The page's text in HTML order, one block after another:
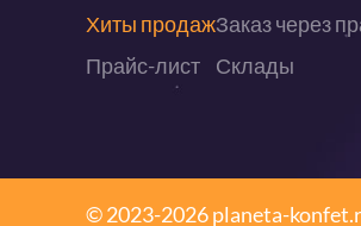
Хиты продаж
Прайс-лист
Заказ через
Склады
© 2023-2026 planeta-